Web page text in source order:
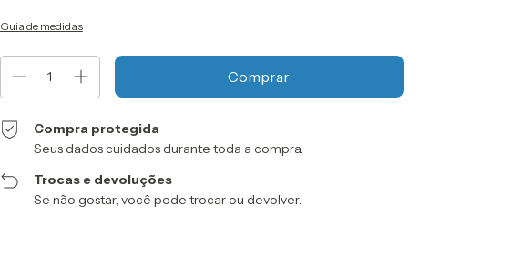
Guia de medidas
Compra protegida
Seus dados cuidados durante toda a compra.
Trocas e devoluções
Se não gostar, você pode trocar ou devolver.